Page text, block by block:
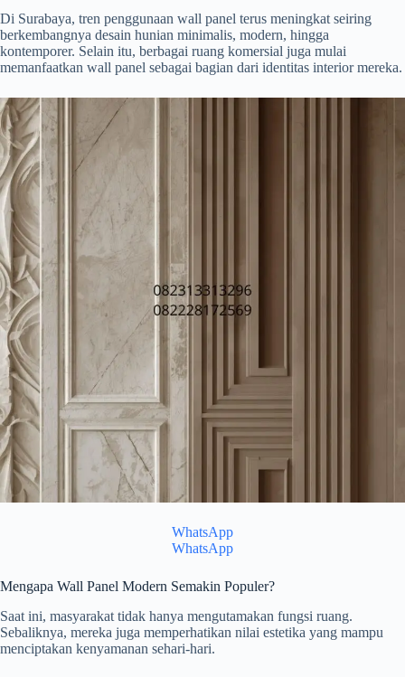
Di Surabaya, tren penggunaan wall panel terus meningkat seiring
berkembangnya desain hunian minimalis, modern, hingga
kontemporer. Selain itu, berbagai ruang komersial juga mulai
memanfaatkan wall panel sebagai bagian dari identitas interior mereka.
WhatsApp
WhatsApp
Mengapa Wall Panel Modern Semakin Populer?
Saat ini, masyarakat tidak hanya mengutamakan fungsi ruang.
Sebaliknya, mereka juga memperhatikan nilai estetika yang mampu
menciptakan kenyamanan sehari-hari.